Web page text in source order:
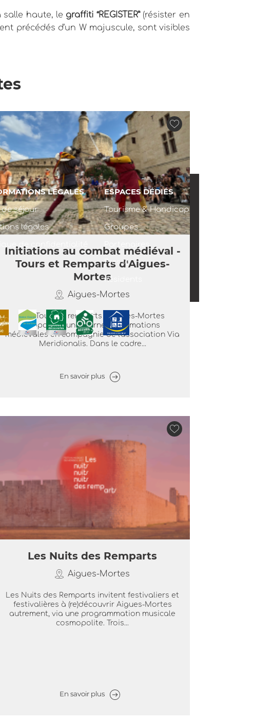
salle haute, le graffiti “REGISTER”(résister en
précédés d’un W majuscule, sont visibles
Initiations au combat médiéval -
Tours et Remparts d'Aigues-
Mortes
Aigues-Mortes
Les Tours et remparts d'Aigues-Mortes
proposent une journée d'animations
médiévales en compagnie de l'association Via
Meridionalis. Dans le cadre...
En savoir plus
Les Nuits des Remparts
Aigues-Mortes
Les Nuits des Remparts invitent festivaliers et
festivalières à (re)découvrir Aigues-Mortes
autrement, via une programmation musicale
cosmopolite. Trois...
En savoir plus
LÉGALES
de séjour
légales
de confidentialité
ESPACES DÉDIÉS
Tourisme & Handicap
Groupes
Partenaires
Presse
Résidents